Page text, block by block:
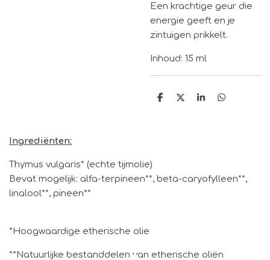
Een krachtige geur die
energie geeft en je
zintuigen prikkelt.
Inhoud: 15 ml
D
D
S
D
Ingrediënten:
Thymus vulgaris* (echte tijmolie)
Bevat mogelijk: alfa-terpineen**, beta-caryofylleen**,
linalool**, pineen**
*Hoogwaardige etherische olie
**Natuurlijke bestanddelen van etherische oliën